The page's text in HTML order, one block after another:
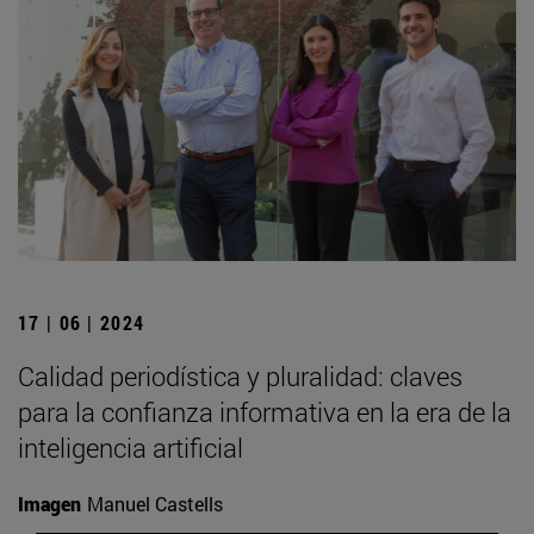
17 | 06 | 2024
Calidad periodística y pluralidad: claves
para la confianza informativa en la era de la
inteligencia artificial
Imagen Manuel Castells